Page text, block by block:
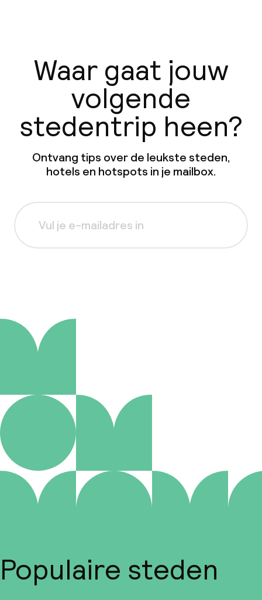
Waar gaat jouw
volgende
stedentrip heen?
Ontvang tips over de leukste steden,
hotels en hotspots in je mailbox.
Populaire steden